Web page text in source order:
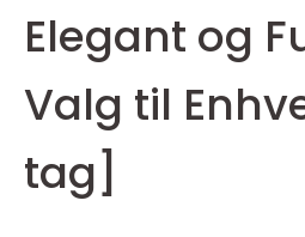
Elegant og
Valg til
tag]